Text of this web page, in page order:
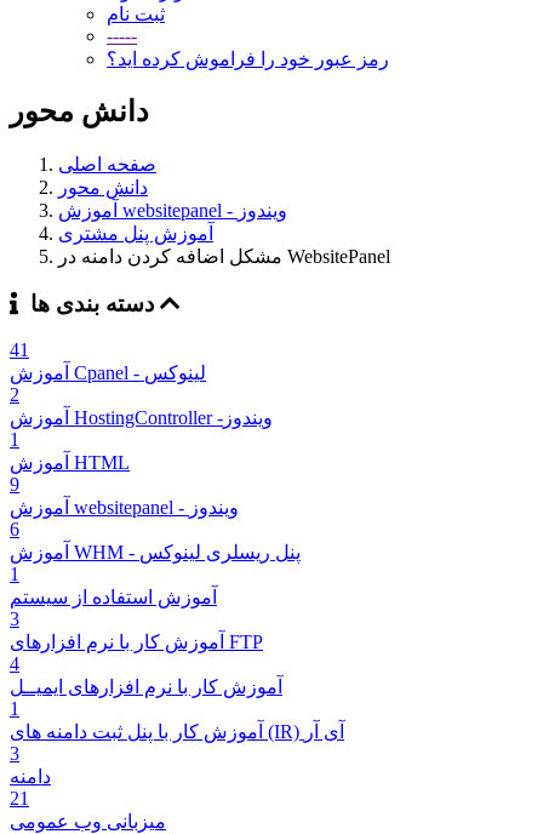
ثبت نام
-----
رمز عبور خود را فراموش کرده اید؟
دانش محور
صفحه اصلی
دانش محور
آموزش websitepanel - ویندوز
آموزش پنل مشتری
مشکل اضافه کردن دامنه در WebsitePanel
41
آموزش Cpanel - لینوکس
2
آموزش HostingController -ویندوز
1
آموزش HTML
9
آموزش websitepanel - ویندوز
6
آموزش WHM - پنل ریسلری لینوکس
1
آموزش استفاده از سیستم
3
آموزش کار با نرم افزارهای FTP
4
آموزش کار با نرم افزارهای ایمیــل
1
آموزش کار با پنل ثبت دامنه های (IR) آی آر
3
دامنه
21
میزبانی وب عمومی